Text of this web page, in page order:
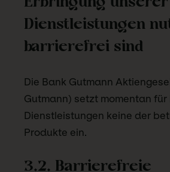
Dienstleistungen
barrierefrei sind
Die Bank Gutmann
Gutmann) setzt momentan für
Dienstleistungen keine der
Produkte ein.
3.2. Barrierefreie